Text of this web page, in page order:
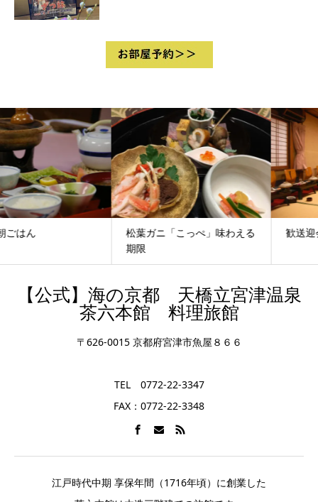
松葉ガニ「こっぺ」味わえる
歓送迎会を宮津でお考えなら
【公式】海の京都 天橋立宮津温泉
茶六本館 料理旅館
〒626-0015 京都府宮津市魚屋８６６
TEL 0772-22-3347
FAX：0772-22-3348
江戸時代中期 享保年間（1716年頃）に創業した